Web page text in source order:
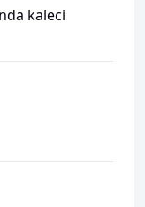
kaleci